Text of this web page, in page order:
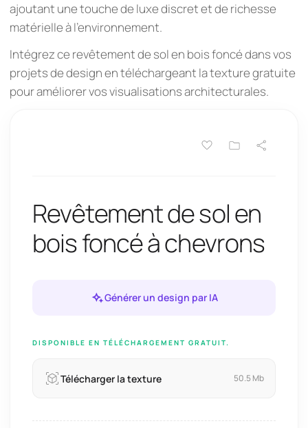
ajoutant une touche de luxe discret et de richesse
matérielle à l'environnement.
Intégrez ce revêtement de sol en bois foncé dans vos
projets de design en téléchargeant la texture gratuite
pour améliorer vos visualisations architecturales.
Revêtement de sol en
bois foncé à chevrons
Générer un design par IA
DISPONIBLE EN TÉLÉCHARGEMENT GRATUIT.
Télécharger la texture 50.5 Mb